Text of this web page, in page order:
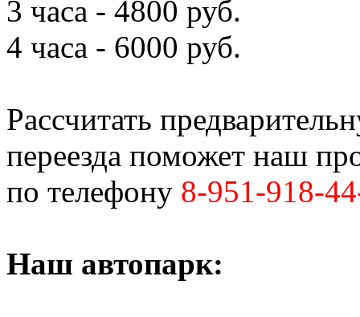
3 часа - 4800 руб.
4 часа - 6000 руб.
Рассчитать
переезда поможет наш
по телефону 8-951-918-
Наш автопарк: